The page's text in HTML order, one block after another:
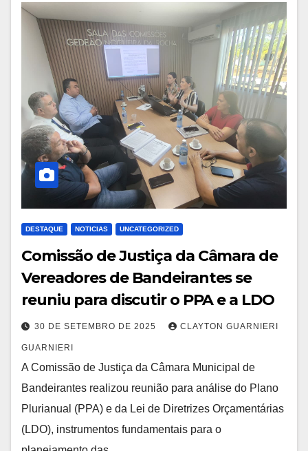
DESTAQUE NOTICIAS UNCATEGORIZED
Comissão de Justiça da Câmara de
Vereadores de Bandeirantes se
reuniu para discutir o PPA e a LDO
30 DE SETEMBRO DE 2025 CLAYTON GUARNIERI
GUARNIERI
A Comissão de Justiça da Câmara Municipal de
Bandeirantes realizou reunião para análise do Plano
Plurianual (PPA) e da Lei de Diretrizes Orçamentárias
(LDO), instrumentos fundamentais para o